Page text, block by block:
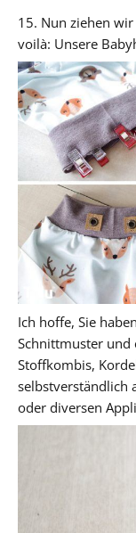
15. Nun ziehen
voilà: Unsere
Ich hoffe, Sie
Schnittmuster und
Stoffkombis,
selbstverständlich
oder diversen